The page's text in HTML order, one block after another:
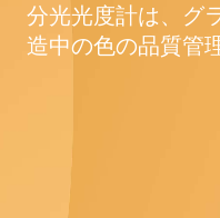
分光光度計は、グ
造中の色の品質管